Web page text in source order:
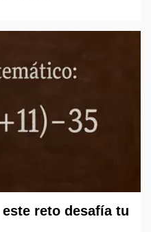
reto desafía tu